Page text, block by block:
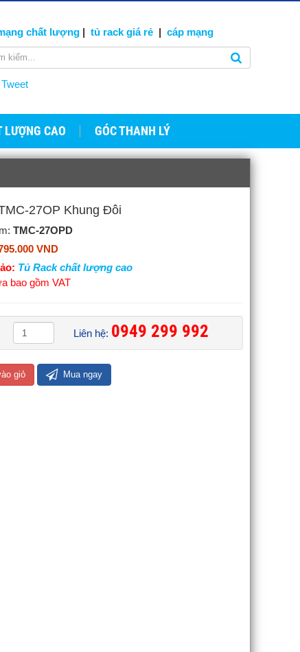
chất lượng| tủ rack giá rẻ | cápmạng
Tweet
LƯỢNG CAO GÓC THANH LÝ
27OP Khung Đôi
TMC-27OPD
VND
Tủ Rack chất lượng cao
bao gồm VAT
Liên hệ: 0949 299 992 ​
giỏ Mua ngay